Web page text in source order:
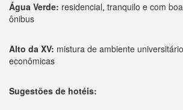
Água Verde: residencial, tranquilo e com
ônibus
Alto da XV: mistura de ambiente
econômicas
Sugestões de hotéis: